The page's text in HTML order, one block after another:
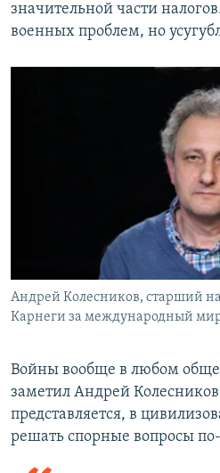
значительной части
военных проблем, но
Андрей Колесников, старший
Карнеги за международный
Войны вообще в любом
заметил Андрей
представляется, в
решать спорные вопросы